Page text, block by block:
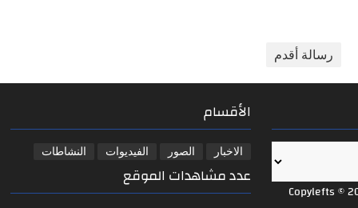
رسالة أقدم
Copylefts ©
الأقسام
الاخبار الصور الفيديوات النشاطات
عدد مشاهدات الموقع